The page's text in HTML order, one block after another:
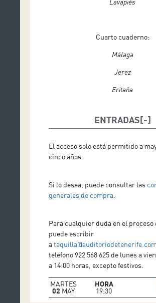
Lavapiés
Cuarto cuaderno:
Málaga
Jerez
Eritaña
ENTRADAS
El acceso solo está permitido a
cinco años.
Si lo desea, puede consultar las
generales de compra
Para cualquier duda en el proceso
puede escribir
ataquilla@auditoriodetenerife.com
teléfono 922 568 625 de lunes a
a 14:00 horas, excepto festivos.
MARTES
02 MAY
HORA
19:30